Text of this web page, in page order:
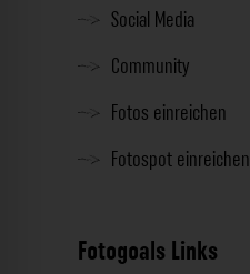
Social Media
Community
Fotos einreichen
Fotospot einreichen
Fotogoals Links